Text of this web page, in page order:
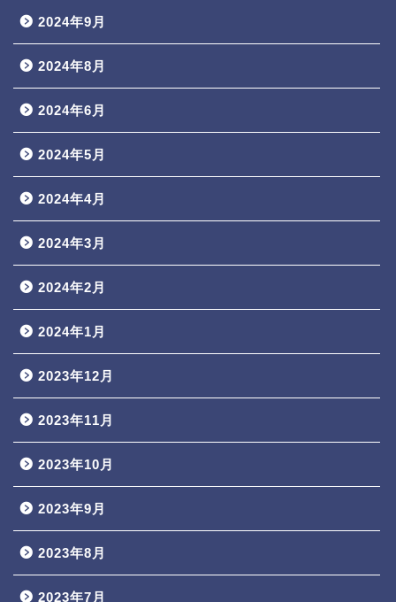
2024年9月
2024年8月
2024年6月
2024年5月
2024年4月
2024年3月
2024年2月
2024年1月
2023年12月
2023年11月
2023年10月
2023年9月
2023年8月
2023年7月